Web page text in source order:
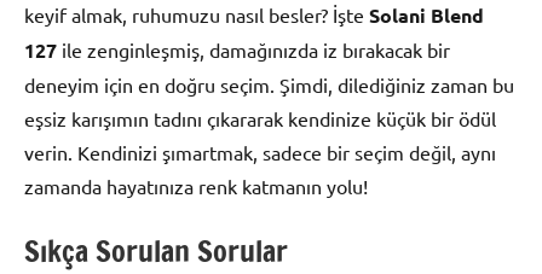
keyif almak, ruhumuzu nasıl besler? İşte Solani Blend
127 ile zenginleşmiş, damağınızda iz bırakacak bir
deneyim için en doğru seçim. Şimdi, dilediğiniz zaman bu
eşsiz karışımın tadını çıkararak kendinize küçük bir ödül
verin. Kendinizi şımartmak, sadece bir seçim değil, aynı
zamanda hayatınıza renk katmanın yolu!
Sıkça Sorulan Sorular